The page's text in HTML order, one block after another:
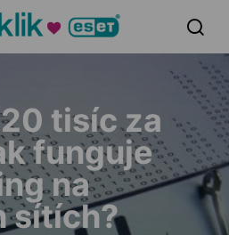
tisíc za
funguje
na
sítích?